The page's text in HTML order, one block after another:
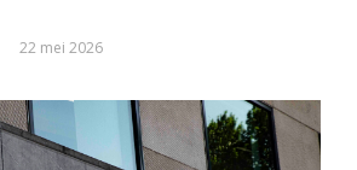
22 mei 2026